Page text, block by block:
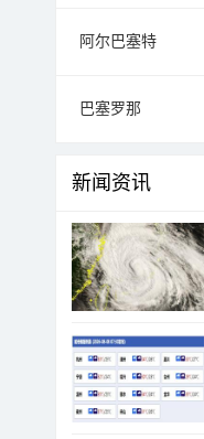
阿尔巴塞特
巴塞罗那
新闻资讯